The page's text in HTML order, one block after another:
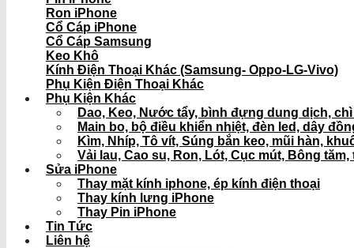
Ron iPhone
Cổ Cáp iPhone
Cổ Cáp Samsung
Keo Khô
Kính Điện Thoại Khác (Samsung- Oppo-LG-Vivo)
Phụ Kiện Điện Thoại Khác
Phụ Kiện Khác
Dao, Keo, Nước tẩy, bình đựng dung dịch,
Main bo, bộ điều khiển nhiệt, đèn led, dây
Kìm, Nhíp, Tô vít, Súng bắn keo, mũi hàn,
Vải lau, Cao su, Ron, Lót, Cục mút, Bông tăm,
Sửa iPhone
Thay mặt kính iphone, ép kính điện thoại
Thay kính lưng iPhone
Thay Pin iPhone
Tin Tức
Liên hệ